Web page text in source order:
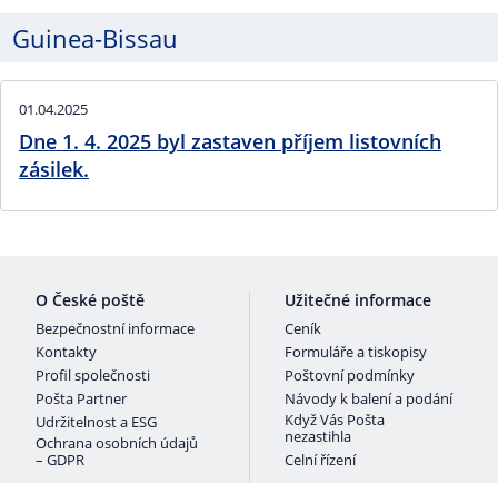
Guinea-Bissau
01.04.2025
Dne 1. 4. 2025 byl zastaven příjem listovních
zásilek.
O České poště
Bezpečnostní informace
Kontakty
Profil společnosti
Pošta Partner
Udržitelnost a ESG
Ochrana osobních údajů
– GDPR
Užitečné informace
Ceník
Formuláře a tiskopisy
Poštovní podmínky
Návody k balení a podání
Když Vás Pošta
nezastihla
Celní řízení